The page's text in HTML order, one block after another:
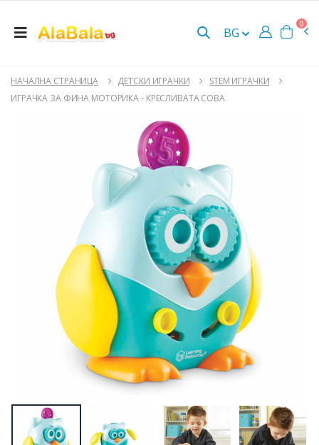
BG
0
НАЧАЛНА СТРАНИЦА ДЕТСКИ ИГРАЧКИ
STEM ИГРАЧКИ
ИГРАЧКА ЗА ФИНА МОТОРИКА - КРЕСЛИВАТА СОВА